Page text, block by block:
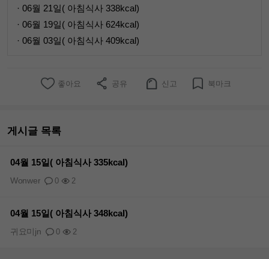
· 06월 21일( 아침식사 338kcal)
· 06월 19일( 아침식사 624kcal)
· 06월 03일( 아침식사 409kcal)
좋아요 공유 신고 북마크
게시글 목록
04월 15일( 아침식사 335kcal)
0 2
Wonwer
04월 15일( 아침식사 348kcal)
0 2
귀요미jn